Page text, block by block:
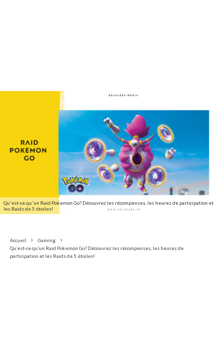
Qu'est-ce qu'un Raid Pokemon Go? Découvrez les récompenses, les heures de participation et
les Raids de 5 étoiles!
Accueil
Gaming
Qu’est-ce qu’un Raid Pokemon Go? Découvrez les récompenses, les heures de
participation et les Raids de 5 étoiles!